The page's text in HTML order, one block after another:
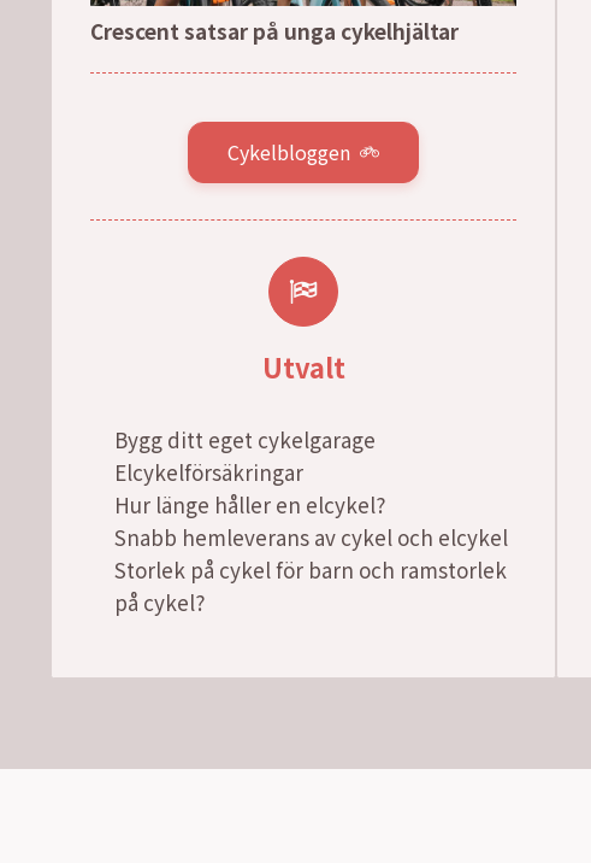
Crescent satsar på unga cykelhjältar
Cykelbloggen
Utvalt
Bygg ditt eget cykelgarage
Elcykelförsäkringar
Hur länge håller en elcykel?
Snabb hemleverans av cykel och elcykel
Storlek på cykel för barn och ramstorlek
på cykel?